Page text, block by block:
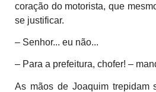
coração do motorista, que
se justificar.
– Senhor... eu não...
– Para a prefeitura, chofer! –
As mãos de Joaquim trepidam